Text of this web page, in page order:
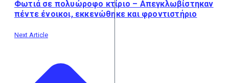
Φωτιά σε πολυώροφο κτίριο – Απεγκλωβίστηκαν
πέντε ένοικοι, εκκενώθηκε και φροντιστήριο
Next Article